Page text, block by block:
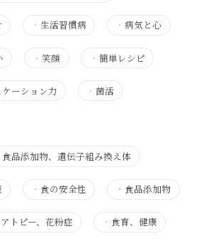
・生活習慣病 ・病気と心
・笑顔 ・ 簡単レシピ
ーション力 ・菌活
品添加物、遺伝子組み換え体
・ 食の安全性 ・ 食品添加物
トピー、花粉症 ・ 食育、健康